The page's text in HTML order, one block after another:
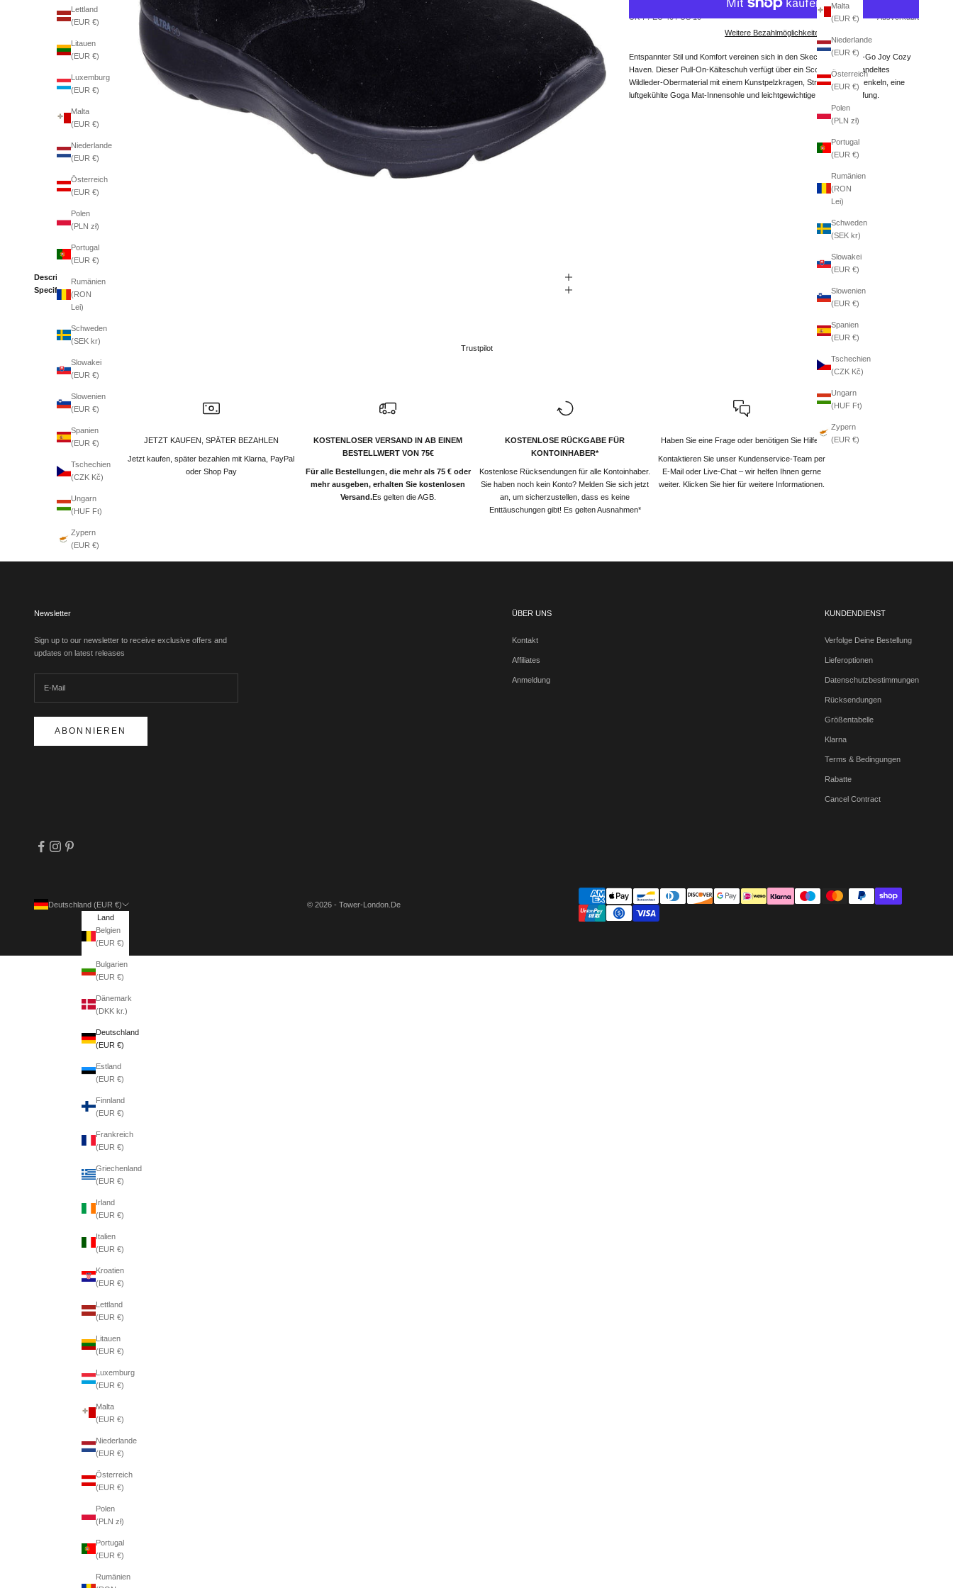
Malta
(EUR €)
Niederlande
(EUR €)
Österreich
(EUR €)
Polen
(PLN zł)
Portugal
(EUR €)
Rumänien
(RON
Lei)
Schweden
(SEK kr)
Slowakei
(EUR €)
Slowenien
(EUR €)
Spanien
(EUR €)
Tschechien
(CZK Kč)
Ungarn
(HUF Ft)
Zypern
(EUR €)
Lettland
(EUR €)
Litauen
(EUR €)
Luxemburg
(EUR €)
Malta
(EUR €)
Niederlande
(EUR €)
Österreich
(EUR €)
Polen
(PLN zł)
Portugal
(EUR €)
Rumänien
(RON
Lei)
Schweden
(SEK kr)
Slowakei
(EUR €)
Slowenien
(EUR €)
Spanien
(EUR €)
Tschechien
(CZK Kč)
Ungarn
(HUF Ft)
Zypern
(EUR €)
UK 7 / EU 40 / US 10 Ausverkauft
Weitere Bezahlmöglichkeiten
Entspannter Stil und Komfort vereinen sich in den Skechers On-The-Go Joy Cozy
Haven. Dieser Pull-On-Kälteschuh verfügt über ein Scotchgard-behandeltes
Wildleder-Obermaterial mit einem Kunstpelzkragen, Stretch-Schnürsenkeln, eine
luftgekühlte Goga Mat-Innensohle und leichtgewichtige 5GEN-Dämpfung.
Description
Specifications
Trustpilot
JETZT KAUFEN, SPÄTER BEZAHLEN
Jetzt kaufen, später bezahlen mit Klarna, PayPal
oder Shop Pay
KOSTENLOSER VERSAND IN AB EINEM
BESTELLWERT VON 75€
Für alle Bestellungen, die mehr als 75 € oder
mehr ausgeben, erhalten Sie kostenlosen
Versand.Es gelten die AGB.
KOSTENLOSE RÜCKGABE FÜR
KONTOINHABER*
Kostenlose Rücksendungen für alle Kontoinhaber.
Sie haben noch kein Konto? Melden Sie sich jetzt
an, um sicherzustellen, dass es keine
Enttäuschungen gibt! Es gelten Ausnahmen*
Haben Sie eine Frage oder benötigen Sie Hilfe?
Kontaktieren Sie unser Kundenservice-Team per
E-Mail oder Live-Chat – wir helfen Ihnen gerne
weiter. Klicken Sie hier für weitere Informationen.
Newsletter
Sign up to our newsletter to receive exclusive offers and
updates on latest releases
ABONNIEREN
ÜBER UNS
Kontakt
Affiliates
Anmeldung
KUNDENDIENST
Verfolge Deine Bestellung
Lieferoptionen
Datenschutzbestimmungen
Rücksendungen
Größentabelle
Klarna
Terms & Bedingungen
Rabatte
Cancel Contract
Deutschland (EUR €)
Land
Belgien
(EUR €)
Bulgarien
(EUR €)
Dänemark
(DKK kr.)
Deutschland
(EUR €)
Estland
(EUR €)
Finnland
(EUR €)
Frankreich
(EUR €)
Griechenland
(EUR €)
Irland
(EUR €)
Italien
(EUR €)
Kroatien
(EUR €)
Lettland
(EUR €)
Litauen
(EUR €)
Luxemburg
(EUR €)
Malta
(EUR €)
Niederlande
(EUR €)
Österreich
(EUR €)
Polen
(PLN zł)
Portugal
(EUR €)
Rumänien
© 2026 - Tower-London.De